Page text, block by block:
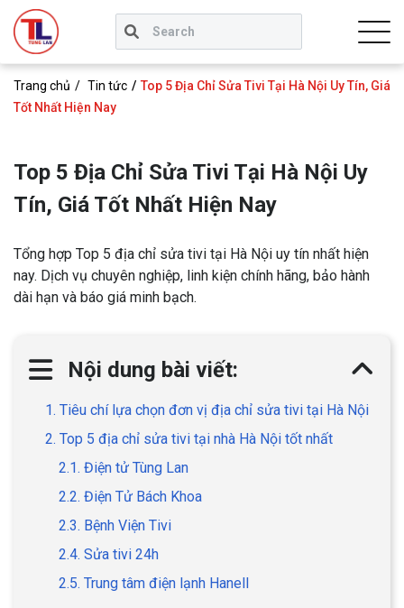
Trang chủ Tin tức
Top 5 Địa Chỉ Sửa Tivi Tại Hà Nội Uy Tín, Giá
Tốt Nhất Hiện Nay
Top 5 Địa Chỉ Sửa Tivi Tại Hà Nội Uy
Tín, Giá Tốt Nhất Hiện Nay
Tổng hợp Top 5 địa chỉ sửa tivi tại Hà Nội uy tín nhất hiện
nay. Dịch vụ chuyên nghiệp, linh kiện chính hãng, bảo hành
dài hạn và báo giá minh bạch.
Nội dung bài viết:
1. Tiêu chí lựa chọn đơn vị địa chỉ sửa tivi tại Hà Nội
2. Top 5 địa chỉ sửa tivi tại nhà Hà Nội tốt nhất
2.1. Điện tử Tùng Lan
2.2. Điện Tử Bách Khoa
2.3. Bệnh Viện Tivi
2.4. Sửa tivi 24h
2.5. Trung tâm điện lạnh Hanell